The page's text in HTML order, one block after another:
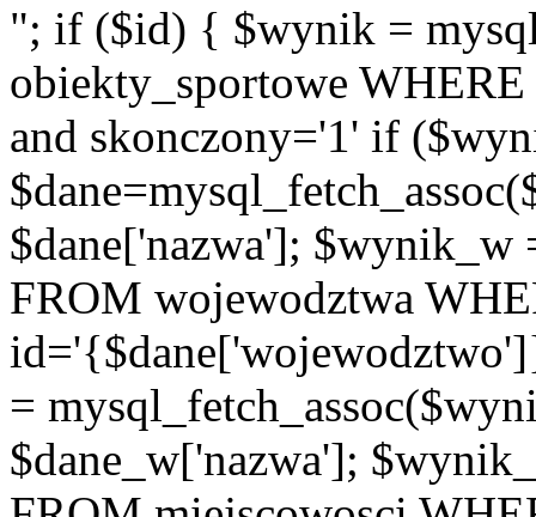
"; if ($id) { $wynik =
obiekty_sportowe
and skonczony='1' if
$dane['nazwa'];
FROM wojewodztwa
=
$dane_w['nazwa'];